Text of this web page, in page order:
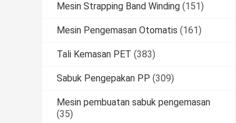
Mesin Strapping Band Winding (151)
Mesin Pengemasan Otomatis (161)
Tali Kemasan PET (383)
Sabuk Pengepakan PP (309)
Mesin pembuatan sabuk pengemasan
(35)